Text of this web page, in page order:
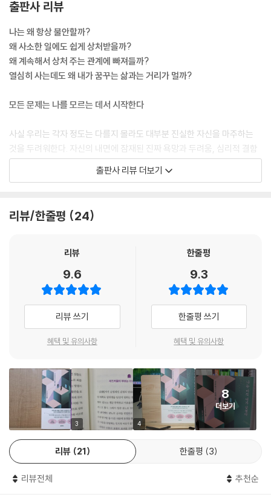
** 나는 모든 사람이 그릇이라고 생각한다. 당신이 더 많이 수용할 수 있다
는 것은 그만큼 더 많이 가질 수 있다는 것을 의미한다. 실수와 실패를 받아
들이려고 노력하면 더 많은 성공과 행복을 담을 수 있다. 성장의 과정은 바
로 끊임없이 자신을 ‘확장’시키는 것이다. 모든 사람은 제일 나은 선택과 성
할 수 있는 용기다.
** 심리학에서 이런 유형의 사람들을 나타내는 용어가 있다. 1978년 미국
조지아주립대의 심리학자인 폴린 클랜스(Pauline Clance)와 수잔 임스
(Suzanne Imes)가 처음 사용했으며 ‘가면 증후군’ 또는 ‘사기꾼 증후
군’이라고도 한다. 여기서 말하는 ‘사기’는 고의성이 전혀 없다. 그들은 단
지 자신이 이룬 성과를 인정하지 못할 뿐만 아니라 자신의 능력과 장점도
에 불과하다고 믿고, 모든 것이 언젠가 ‘폭로’될 거라는 생각에 몹시 두려워
지 못하지만 좋은 부분이 실제로 존재한다. 후자는 일시적으로 더 나은 자
신을 보여줄 수 있지만 좋은 부분은 실제로 존재하지 않는다. 그러니 ‘가면
증후군’은 착각에 지나지 않는다. 그들은 정말 훌륭한데, 한 번도 자신을 수
용한 적이 없다.
** 자신을 통제하는 방법이 하나 있는데, 그것은 ‘상황이 악화될 수 있
다’는 사실을 받아들이는 것이다. 나도 ‘난폭 운전’을 할 수 있는 성향이 있
로를 기대했고 단 한 대의 끼어들기 차량도 용납하지 않았다. 그 뒤로 나는
기대치를 다시 세우기로 했다. 막힘없는 원활한 통행을 기대하는 마음을
내려놓고 어느 정도의 정체까지는 받아들이기로 했다. 또 끼어들기 차량에
대한 기대치도 낮춰 최소 10대까지는 허용하기로 했다. 그러고 나니 모든
상황이 예상 가능한 범위 안에 있다는 것을 알게 되었고, 운전하는 동안 기
분 상할 일이 없었다. 예전에는 교통 체증과 끼어들기 차량이 없는 게 당연
하다고 생각했는데, 지금은 이 모든 상황이 감사하고 평소보다 기분도 훨
씬 좋아졌다.
출판사 리뷰
나는 왜 항상 불안할까?
왜 사소한 일에도 쉽게 상처받을까?
왜 계속해서 상처 주는 관계에 빠져들까?
열심히 사는데도 왜 내가 꿈꾸는 삶과는 거리가 멀까?
모든 문제는 나를 모르는 데서 시작한다
사실 우리는 각자 정도는 다를지 몰라도 대부분 진실한 자신을 마주하는
것을 두려워한다. 자신의 내면에 잠재된 진짜 욕망과 두려움, 심리적 결함
등을 마주하는 것이 두려워 우리는 마음속 안전지대에서 벗어나지 않으려
애쓰며 살아간다. 그리고 무감각하게 반복되는 일상 속에서 습관적으로 생
자신을 망각하려는 의지다.”라고 일갈하기도 했다.
진정한 자아를 가린 가면을 쓴 채 가짜 자아가 전개하는 인생 게임에 깊이
모든 문제는 나를 모르는 데서 비롯된다. 내가 어떤 사람인지, 무엇을 원하
는지 모르기 때문에 주변 사람에게 휩쓸리고 사소한 일에도 상처를 받는
다. 우리 삶에서 가장 중요한 것은 결국 ‘나’다. ‘나 자신’과 가까워지는 데 모
든 에너지를 투자해야 하지 않을까?
과 풍부한 경험, 날카로우면서도 세심한 필력을 바탕으로 습관성 중독, 관
계에서의 집착, 감정 소모, 가짜 자아 각성, 가짜 자아 타파, 진짜 자아 재
건, 새로운 내면의 질서 구축, 진짜 자아로 새롭게 살아가기로 구성된 8개
의 장을 통해 우리를 낯선 나에서 익숙한 나로, 가짜 자아에서 진실한 자아
를 찾는 여정으로 인도한다. 그녀는 진정한 자아를 인식하려면 지혜와 지
식 역시 필요하지만, 더더욱 필요한 건 바로 자신의 내면을 직시하는 ‘용
기’라고 강조한다. 이 책을 통해 그녀와 흥미롭고도 흥분되는 여정을 함께
과정에서 여유로움과 기쁨, 즐거움과 자유를 느낄 수 있을 것이다.
출판사 리뷰 더보기
리뷰/한줄평 24
리뷰
9.6
리뷰 쓰기
혜택 및 유의사항
한줄평
9.3
한줄평 쓰기
혜택 및 유의사항
3 4
8
더보기
리뷰 21 한줄평 3
리뷰전체 추천순